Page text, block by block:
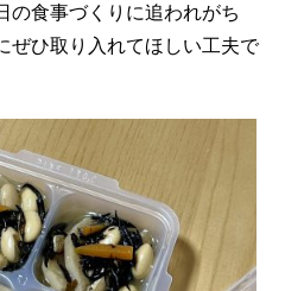
の食事づくりに追われがち
ぜひ取り入れてほしい工夫で